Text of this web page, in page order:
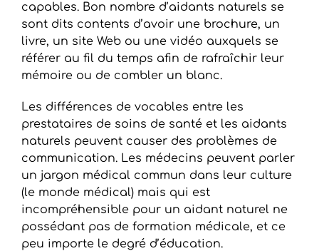
capables. Bon nombre d’aidants naturels se
sont dits contents d’avoir une brochure, un
livre, un site Web ou une vidéo auxquels se
référer au fil du temps afin de rafraîchir leur
mémoire ou de combler un blanc.
Les différences de vocables entre les
prestataires de soins de santé et les aidants
naturels peuvent causer des problèmes de
communication. Les médecins peuvent parler
un jargon médical commun dans leur culture
(le monde médical) mais qui est
incompréhensible pour un aidant naturel ne
possédant pas de formation médicale, et ce
peu importe le degré d’éducation.